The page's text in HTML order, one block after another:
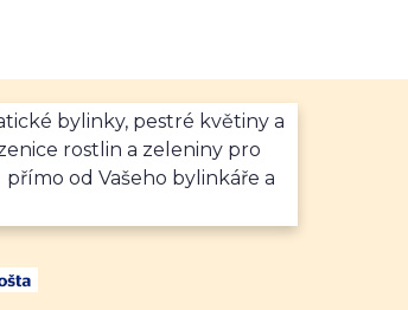
bylinky, pestré květiny a
rostlin a zeleniny pro
přímo od Vašeho bylinkáře a